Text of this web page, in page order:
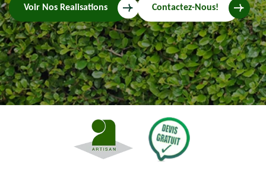
Voir Nos Realisations Contactez-Nous!